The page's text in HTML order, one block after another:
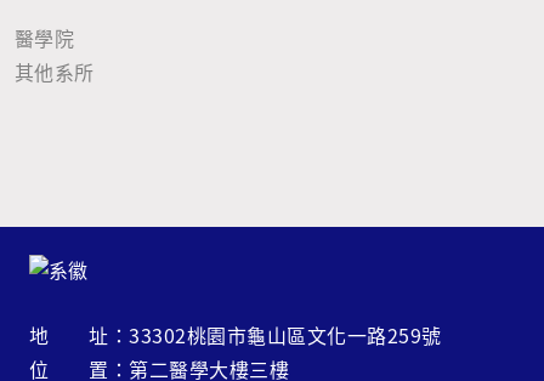
醫學院
其他系所
地 址：33302桃園市龜山區文化一路259號
位 置：第二醫學大樓三樓